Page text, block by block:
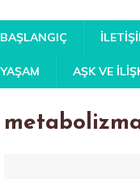
BAŞLANGIÇ
YAŞAM AŞK VE